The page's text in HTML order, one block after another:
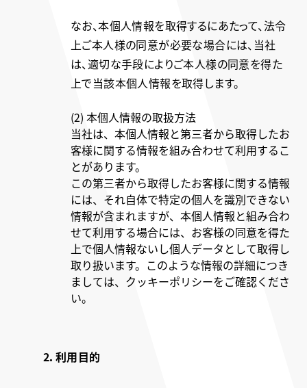
なお、本個人情報を取得するにあたって、法令
上ご本人様の同意が必要な場合には、当社
は、適切な手段によりご本人様の同意を得た
上で当該本個人情報を取得します。
(2) 本個人情報の取扱方法
当社は、本個人情報と第三者から取得したお
客様に関する情報を組み合わせて利用するこ
とがあります。
この第三者から取得したお客様に関する情報
には、それ自体で特定の個人を識別できない
情報が含まれますが、本個人情報と組み合わ
せて利用する場合には、お客様の同意を得た
上で個人情報ないし個人データとして取得し
取り扱います。このような情報の詳細につき
ましては、クッキーポリシーをご確認くださ
い。
2．利用目的